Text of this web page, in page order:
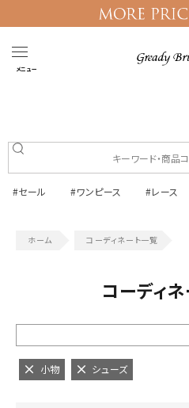
メニュー
#セール #ワンピース #レース
コーディネート一覧
コーディ
小物 シューズ